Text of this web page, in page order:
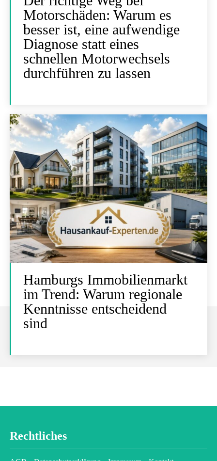
Motorschäden: Warum es
besser ist, eine aufwendige
Diagnose statt eines
schnellen Motorwechsels
durchführen zu lassen
Hamburgs Immobilienmarkt
im Trend: Warum regionale
Kenntnisse entscheidend
sind
Rechtliches